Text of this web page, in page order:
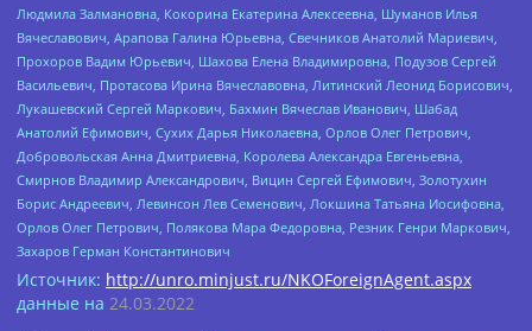
Людмила Залмановна, Кокорина Екатерина Алексеевна, Шуманов Илья
Вячеславович, Арапова Галина Юрьевна, Свечников Анатолий Мариевич,
Прохоров Вадим Юрьевич, Шахова Елена Владимировна, Подузов Сергей
Васильевич, Протасова Ирина Вячеславовна, Литинский Леонид Борисович,
Лукашевский Сергей Маркович, Бахмин Вячеслав Иванович, Шабад
Анатолий Ефимович, Сухих Дарья Николаевна, Орлов Олег Петрович,
Добровольская Анна Дмитриевна, Королева Александра Евгеньевна,
Смирнов Владимир Александрович, Вицин Сергей Ефимович, Золотухин
Борис Андреевич, Левинсон Лев Семенович, Локшина Татьяна Иосифовна,
Орлов Олег Петрович, Полякова Мара Федоровна, Резник Генри Маркович,
Захаров Герман Константинович
Источник: http://unro.minjust.ru/NKOForeignAgent.aspx
данные на 24.03.2022